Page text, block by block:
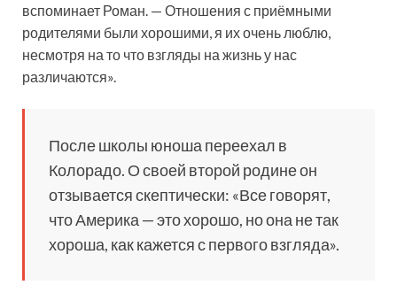
вспоминает Роман. — Отношения с приёмными
родителями были хорошими, я их очень люблю,
несмотря на то что взгляды на жизнь у нас
различаются».
После школы юноша переехал в
Колорадо. О своей второй родине он
отзывается скептически: «Все говорят,
что Америка — это хорошо, но она не так
хороша, как кажется с первого взгляда».